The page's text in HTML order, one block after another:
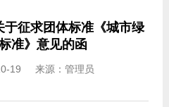
于征求团体标准《城市绿
准》意见的函
19 来源：管理员